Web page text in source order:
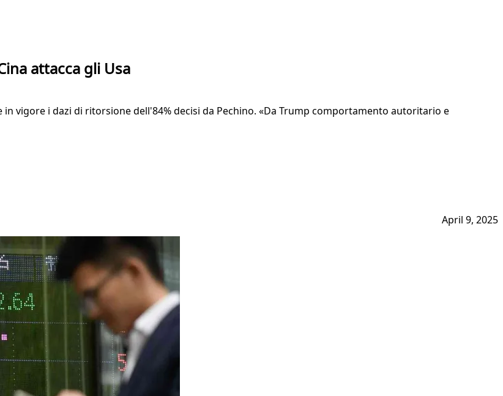
attacca gli Usa
vigore i dazi di ritorsione dell'84% decisi da Pechino. «Da Trump comportamento autoritario e
April 9, 2025